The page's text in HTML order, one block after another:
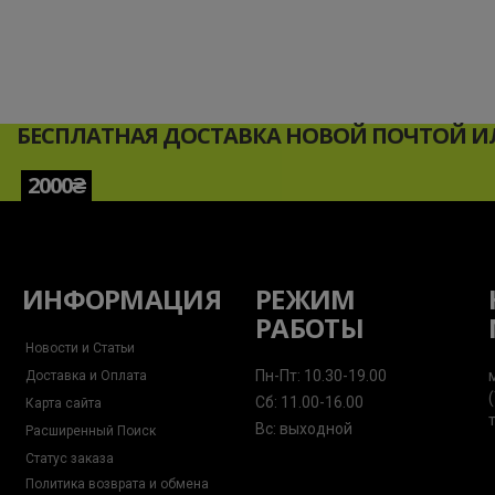
БЕСПЛАТНАЯ ДОСТАВКА НОВОЙ ПОЧТОЙ
2000₴
ИНФОРМАЦИЯ
Новости и Статьи
Доставка и Оплата
Карта сайта
Расширенный Поиск
Статус заказа
Политика возврата и обмена
РЕЖИМ
РАБОТЫ
Пн-Пт: 10.30-19.00
Сб: 11.00-16.00
Вс: выходной